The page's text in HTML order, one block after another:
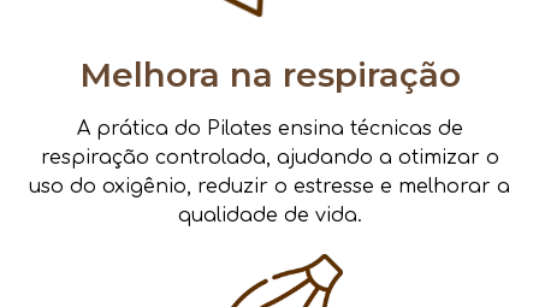
Melhora na respiração
A prática do Pilates ensina técnicas de
respiração controlada, ajudando a otimizar o
uso do oxigênio, reduzir o estresse e melhorar a
qualidade de vida.